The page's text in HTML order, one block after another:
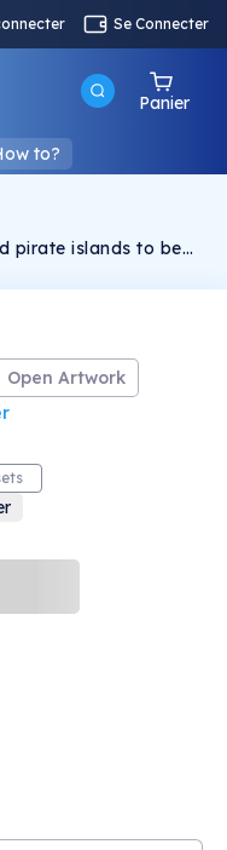
Se Connecter
Panier
to?
pirate islands to be
to the VIP Tortuga
Open Artwork